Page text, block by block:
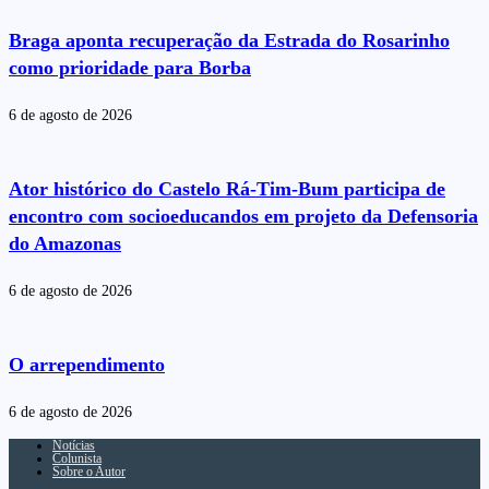
Braga aponta recuperação da Estrada do Rosarinho
como prioridade para Borba
6 de agosto de 2026
Ator histórico do Castelo Rá-Tim-Bum participa de
encontro com socioeducandos em projeto da Defensoria
do Amazonas
6 de agosto de 2026
O arrependimento
6 de agosto de 2026
Notícias
Colunista
Sobre o Autor